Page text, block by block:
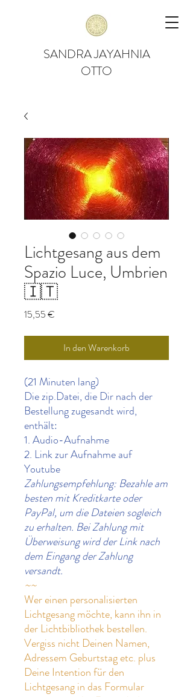
SANDRA JAYAHNIA
OTTO
Lichtgesang aus dem
Spazio Luce, Umbrien
🇮🇹
15,55 €
In den Warenkorb
(21 Minuten lang)
Die zip.Datei, die Dir nach der
Bestellung zugesandt wird,
enthält:
1. Audio-Aufnahme
2. Link zur Aufnahme auf
Youtube
Zahlungsempfehlung: Bezahle am
besten mit Kreditkarte oder
PayPal, um die Dateien sogleich
zu erhalten. Bei Zahlung mit
Überweisung wird der Link nach
dem Eingang der Zahlung
versandt.
~~
Wer einen personalisierten
Lichtgesang möchte, kann ihn in
der Lichtbibliothek bestellen.
Vergiss nicht Deinen Namen,
Adressem Geburtstag etc. plus
Deine Intention für den
Lichtgesang in das Formular